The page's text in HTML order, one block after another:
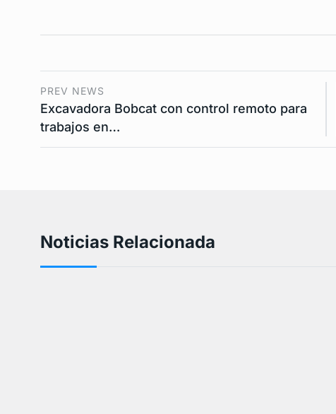
PREV NEWS
Excavadora Bobcat con control remoto para
trabajos en…
Noticias Relacionada